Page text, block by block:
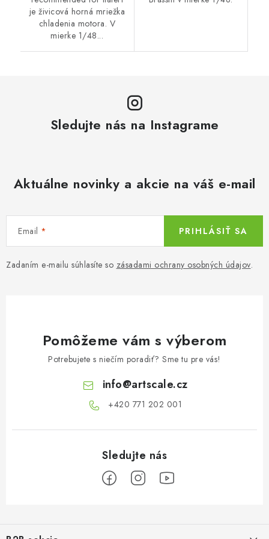
je živicová horná mriežka
chladenia motora. V
mierke 1/48...
Sledujte nás na Instagrame
Aktuálne novinky a akcie na váš e-mail
Email
Zadaním e-mailu súhlasíte so zásadami ochrany osobných údajov.
PRIHLÁSIŤ SA
Pomôžeme vám s výberom
Potrebujete s niečím poradiť? Sme tu pre vás!
info@artscale.cz
+420 771 202 001​